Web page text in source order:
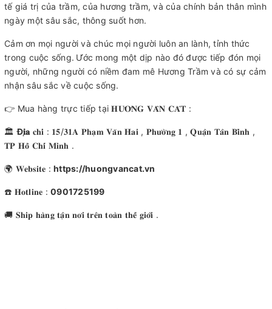
tế giá trị của trầm, của hương trầm, và của chính bản thân mình
ngày một sâu sắc, thông suốt hơn.
Cảm ơn mọi người và chúc mọi người luôn an lành, tỉnh thức
trong cuộc sống. Ước mong một dịp nào đó được tiếp đón mọi
người, những người có niềm đam mê Hương Trầm và có sự cảm
nhận sâu sắc về cuộc sống.
👉 Mua hàng trực tiếp tại 𝐇𝐔̛𝐎̛𝐍𝐆 𝐕𝐀̂𝐍 𝐂𝐀́𝐓 :
🏛Đ𝐢̣𝐚 𝐜𝐡𝐢̉ : 𝟏𝟓/𝟑𝟏𝐀 𝐏𝐡𝐚̣𝐦 𝐕𝐚̆𝐧 𝐇𝐚𝐢 , 𝐏𝐡𝐮̛𝐨̛̀𝐧𝐠 𝟏 , 𝐐𝐮𝐚̣̂𝐧 𝐓𝐚̂𝐧 𝐁𝐢̀𝐧𝐡 ,
𝐓𝐏 𝐇𝐨̂̀ 𝐂𝐡𝐢́ 𝐌𝐢𝐧𝐡 .
🌍 𝐖𝐞𝐛𝐬𝐢𝐭𝐞 : https://huongvancat.vn
☎️ 𝐇𝐨𝐭𝐥𝐢𝐧𝐞 : 0901725199
🚚 𝐒𝐡𝐢𝐩 𝐡𝐚̀𝐧𝐠 𝐭𝐚̣̂𝐧 𝐧𝐨̛𝐢 𝐭𝐫𝐞̂𝐧 𝐭𝐨𝐚̀𝐧 𝐭𝐡𝐞̂́ 𝐠𝐢𝐨̛́𝐢 .